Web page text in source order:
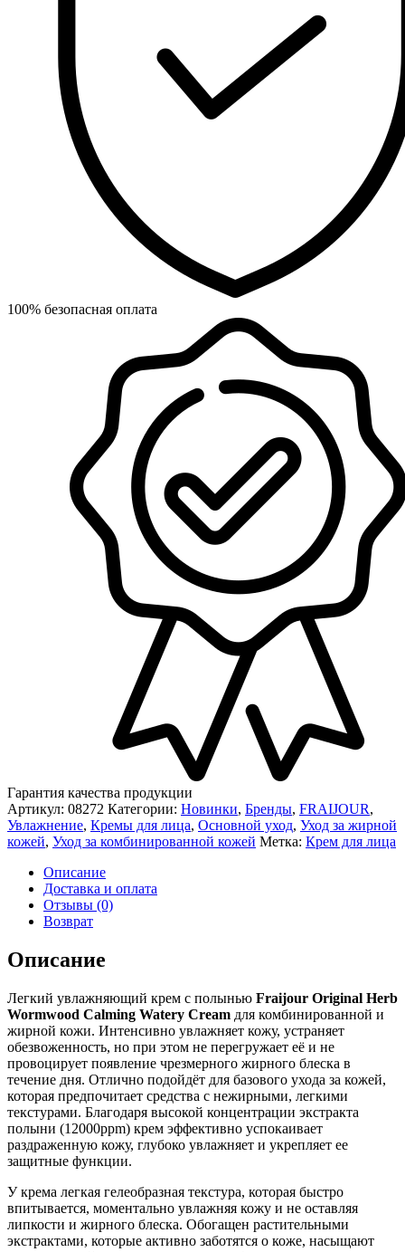
100% безопасная оплата
Гарантия качества продукции
Артикул: 08272 Категории: Новинки, Бренды, FRAIJOUR,
Увлажнение, Кремы для лица, Основной уход, Уход за жирной
кожей, Уход за комбинированной кожей Метка: Крем для лица
Описание
Доставка и оплата
Отзывы (0)
Возврат
Описание
Легкий увлажняющий крем с полынью Fraijour Original Herb
Wormwood Calming Watery Cream для комбинированной и
жирной кожи. Интенсивно увлажняет кожу, устраняет
обезвоженность, но при этом не перегружает её и не
провоцирует появление чрезмерного жирного блеска в
течение дня. Отлично подойдёт для базового ухода за кожей,
которая предпочитает средства с нежирными, легкими
текстурами. Благодаря высокой концентрации экстракта
полыни (12000ppm) крем эффективно успокаивает
раздраженную кожу, глубоко увлажняет и укрепляет ее
защитные функции.
У крема легкая гелеобразная текстура, которая быстро
впитывается, моментально увлажняя кожу и не оставляя
липкости и жирного блеска. Обогащен растительными
экстрактами, которые активно заботятся о коже, насыщают